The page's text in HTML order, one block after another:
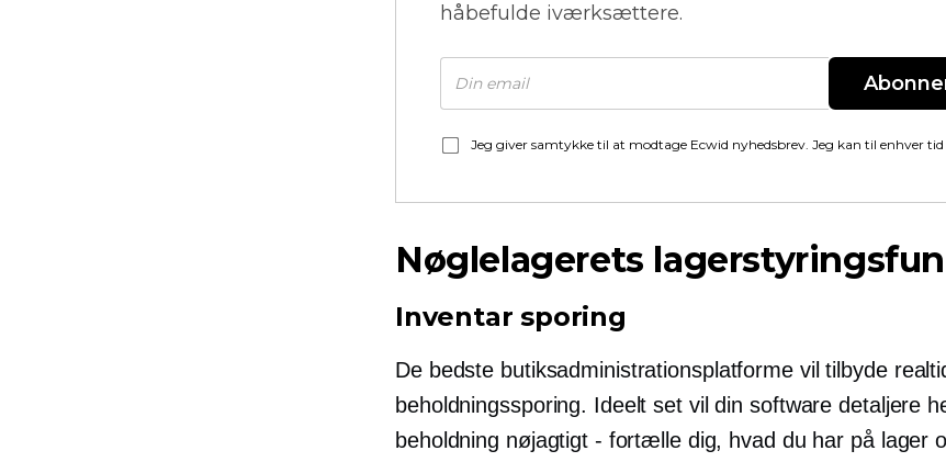
håbefulde iværksættere.
Jeg giver samtykke til at modtage Ecwid nyhedsbrev. Jeg kan til enhver
Nøglelagerets
Inventar sporing
De bedste butiksadministrationsplatforme vil tilbyde
beholdningssporing. Ideelt set vil din software detaljere
beholdning nøjagtigt - fortælle dig, hvad du har på lager